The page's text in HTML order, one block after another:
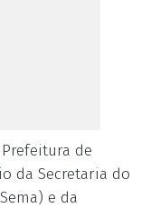
de
da Secretaria do
e da